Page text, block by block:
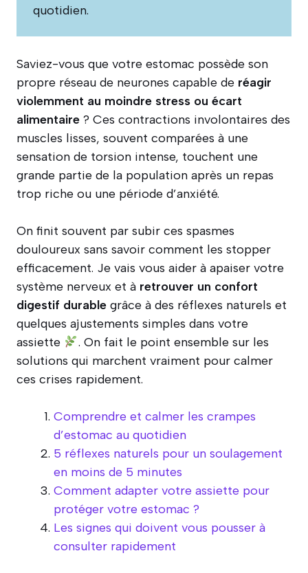
quotidien.
Saviez-vous que votre estomac possède son
propre réseau de neurones capable de réagir
violemment au moindre stress ou écart
alimentaire ? Ces contractions involontaires des
muscles lisses, souvent comparées à une
sensation de torsion intense, touchent une
grande partie de la population après un repas
trop riche ou une période d’anxiété.
On finit souvent par subir ces spasmes
douloureux sans savoir comment les stopper
efficacement. Je vais vous aider à apaiser votre
système nerveux et à retrouver un confort
digestif durable grâce à des réflexes naturels et
quelques ajustements simples dans votre
assiette
. On fait le point ensemble sur les
solutions qui marchent vraiment pour calmer
ces crises rapidement.
Comprendre et calmer les crampes
d’estomac au quotidien
5 réflexes naturels pour un soulagement
en moins de 5 minutes
Comment adapter votre assiette pour
protéger votre estomac ?
Les signes qui doivent vous pousser à
consulter rapidement